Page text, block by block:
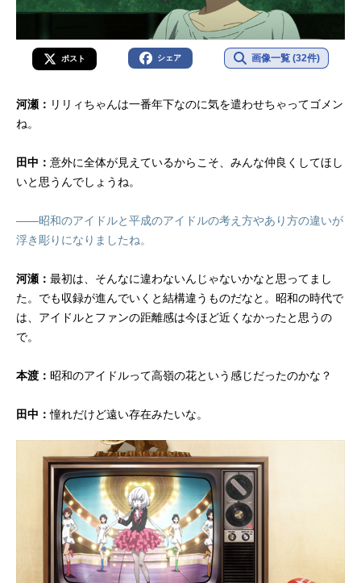
ポスト シェア 画像一覧 (32件)
河瀬： リリィちゃんは一番年下なのに気を遣わせちゃってゴメン
ね。
田中： 意外に全体が見えているからこそ、みんな仲良くしてほし
いと思うんでしょうね。
――昭和のアイドルと平成のアイドルの考え方やあり方の違いが
浮き彫りになりましたね。
河瀬： 最初は、そんなに違わないんじゃないかなと思ってまし
た。でも収録が進んでいくと結構違うものだなと。昭和の時代で
は、アイドルとファンの距離感は今ほど近くなかったと思うの
で。
本渡： 昭和のアイドルって高嶺の花という感じだったのかな？
田中：憧れだけど遠い存在みたいな。